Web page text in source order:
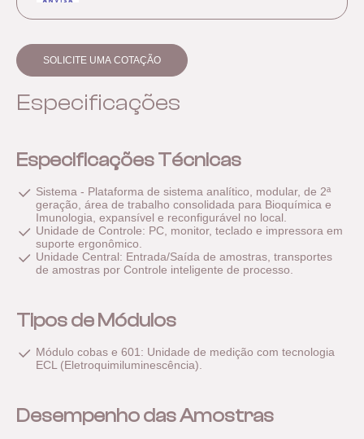
SOLICITE UMA COTAÇÃO
Especificações
Especificações Técnicas
Sistema - Plataforma de sistema analítico, modular, de 2ª
geração, área de trabalho consolidada para Bioquímica e
Imunologia, expansível e reconfigurável no local.
Unidade de Controle: PC, monitor, teclado e impressora em
suporte ergonômico.
Unidade Central: Entrada/Saída de amostras, transportes
de amostras por Controle inteligente de processo.
Tipos de Módulos
Módulo cobas e 601: Unidade de medição com tecnologia
ECL (Eletroquimiluminescência).
Desempenho das Amostras